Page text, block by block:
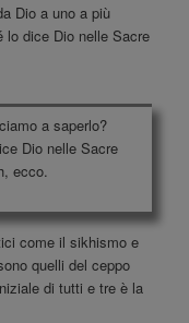
Dio a uno a più
lo dice Dio nelle Sacre
a saperlo?
Dio nelle Sacre
ecco.
come il sikhismo e
quelli del ceppo
di tutti e tre è la